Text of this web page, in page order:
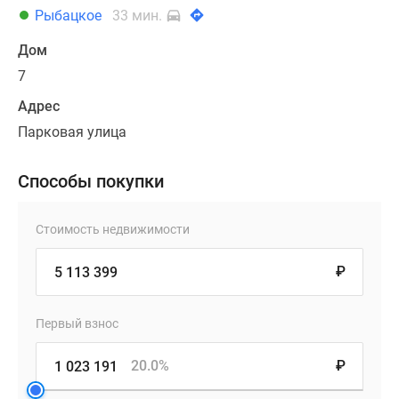
Рыбацкое
33 мин.
Дом
7
Адрес
Парковая улица
Способы покупки
Стоимость недвижимости
₽
Первый взнос
₽
20.0%